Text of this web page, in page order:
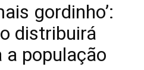
gordinho’:
distribuirá
a população